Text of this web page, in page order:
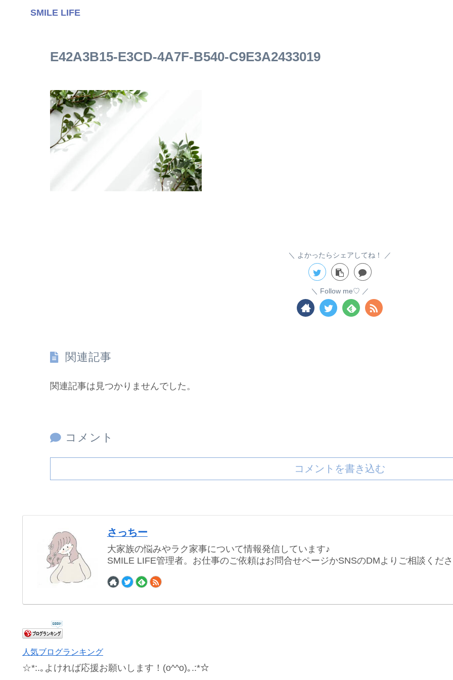
SMILE LIFE
E42A3B15-E3CD-4A7F-B540-C9E3A2433019
よかったらシェアしてね！
Follow me♡
関連記事
関連記事は見つかりませんでした。
コメント
コメントを書き込む
さっちー
大家族の悩みやラク家事について情報発信しています♪
SMILE LIFE管理者。お仕事のご依頼はお問合せページかSNSのDMよりご相談くだ
人気ブログランキング
☆*:.｡よければ応援お願いします！(o^^o)｡.:*☆